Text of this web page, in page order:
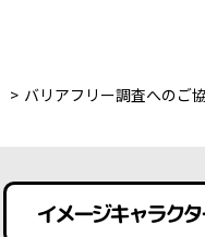
バリアフリー調査へのご
イメージキャラク